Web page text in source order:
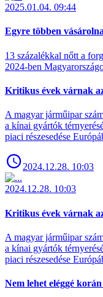
2025.01.04. 09:44
Egyre többen
13 százalékkal nőtt a
2024-ben
Kritikus évek várnak
A magyar járműipar
a kínai gyártók
piaci részesedése
2024.12.28. 10:03
2024.12.28. 10:03
Kritikus évek várnak
A magyar járműipar
a kínai gyártók
piaci részesedése
Nem lehet eléggé